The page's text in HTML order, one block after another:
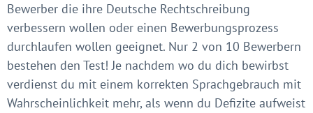
Bewerber die ihre Deutsche Rechtschreibung
verbessern wollen oder einen Bewerbungsprozess
durchlaufen wollen geeignet. Nur 2 von 10 Bewerbern
bestehen den Test! Je nachdem wo du dich bewirbst
verdienst du mit einem korrekten Sprachgebrauch mit
Wahrscheinlichkeit mehr, als wenn du Defizite aufweist